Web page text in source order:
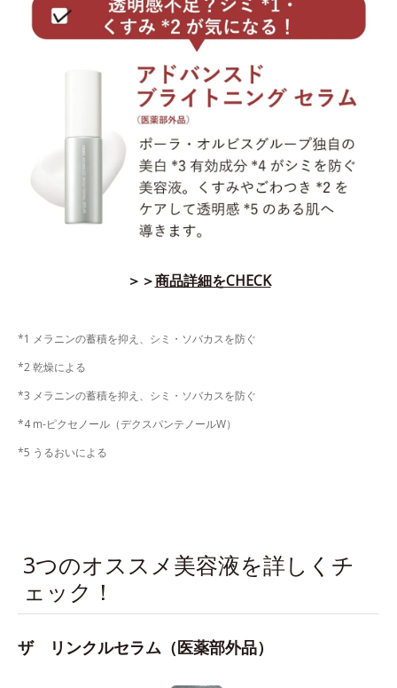
＞＞商品詳細をCHECK
*1 メラニンの蓄積を抑え、シミ・ソバカスを防ぐ
*2 乾燥による
*3 メラニンの蓄積を抑え、シミ・ソバカスを防ぐ
*4 m-ピクセノール（デクスパンテノールW）
*5 うるおいによる
3つのオススメ美容液を詳しくチ
ェック！
ザ リンクルセラム（医薬部外品）